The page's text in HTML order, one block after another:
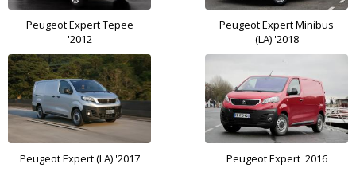
Peugeot Expert Tepee
'2012
Peugeot Expert Minibus
(LA) '2018
Peugeot Expert (LA) '2017 Peugeot Expert '2016